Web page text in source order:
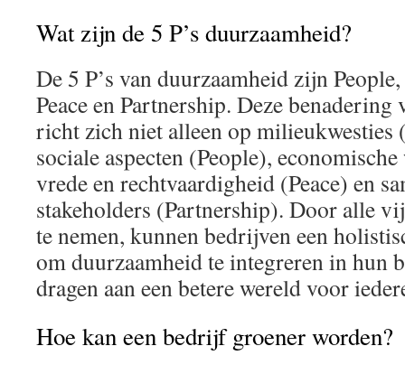
Wat zijn de 5 P’s duurzaamheid?
De 5 P’s van duurzaamheid zijn
Peace en Partnership. Deze benadering
richt zich niet alleen op milieukwesties
sociale aspecten (People),
vrede en rechtvaardigheid (Peace) en
stakeholders (Partnership). Door alle
te nemen, kunnen bedrijven een
om duurzaamheid te integreren in hun
dragen aan een betere wereld voor
Hoe kan een bedrijf groener worden?